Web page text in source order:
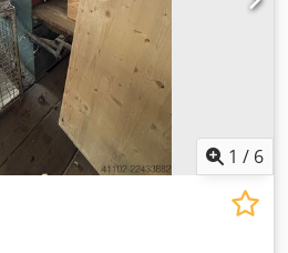
1 / 6